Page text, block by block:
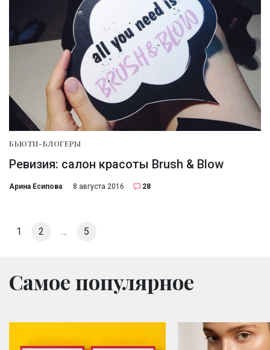
БЬЮТИ-БЛОГЕРЫ
Ревизия: салон красоты Brush & Blow
Арина Есипова 8 августа 2016 28
1 2 … 5
Самое популярное